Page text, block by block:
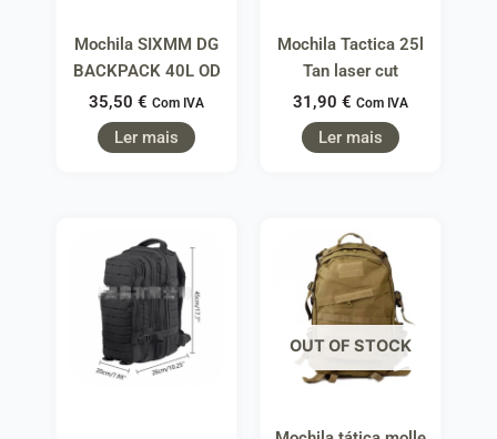
Mochila SIXMM DG
BACKPACK 40L OD
35,50 € Com IVA
Ler mais
Mochila Tactica 25l
Tan laser cut
31,90 € Com IVA
Ler mais
OUT OF STOCK